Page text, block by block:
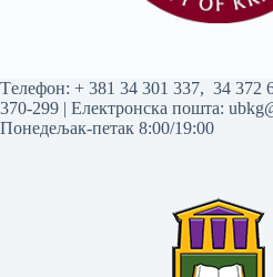
Tелефон: + 381 34 301 337, 34 372
370-299 | Електронска пошта:
Понедељак-петак 8:00/19:00